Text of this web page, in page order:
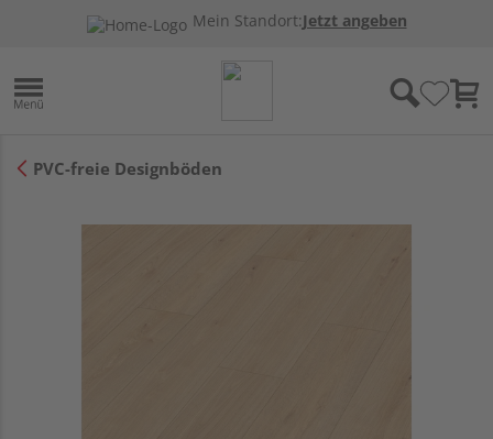
Mein Standort:Jetzt angeben
PVC-freie Designböden